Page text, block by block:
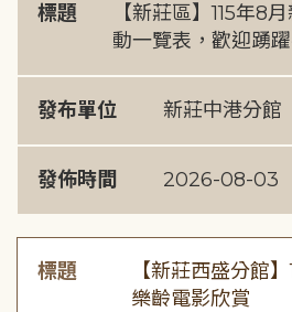
標題
【新莊區】115年8
動一覽表，歡迎踴躍
發布單位 新莊中港分館
發佈時間 2026-08-03
標題
【新莊西盛分館
樂齡電影欣賞